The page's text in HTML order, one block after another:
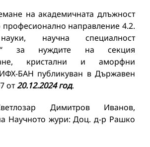
на академичната длъжност
професионално направление 4.2.
научна специалност
за нуждите на секция
кристални и аморфни
БАН публикуван в Държавен
от20.12.2024 год.
Димитров Иванов,
Научното жури: Доц. д-р Рашко